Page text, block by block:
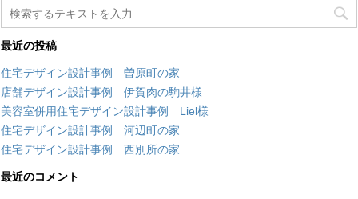
最近の投稿
住宅デザイン設計事例 曽原町の家
店舗デザイン設計事例 伊賀肉の駒井様
美容室併用住宅デザイン設計事例 Liel様
住宅デザイン設計事例 河辺町の家
住宅デザイン設計事例 西別所の家
最近のコメント